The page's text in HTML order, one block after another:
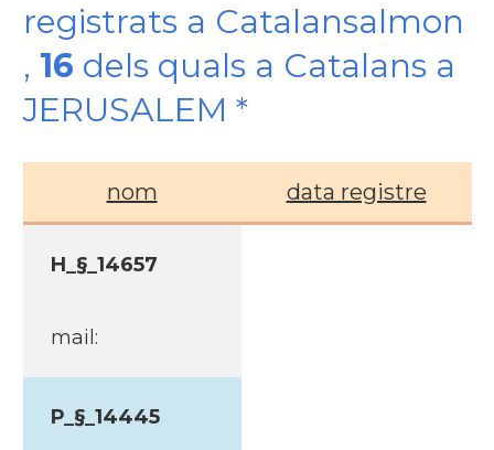
registrats a Catalansalmon
, 16 dels quals a Catalans a
JERUSALEM *
nom data registre
H_§_14657
mail:
P_§_14445